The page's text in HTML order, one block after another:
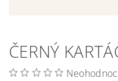
ČERNÝ